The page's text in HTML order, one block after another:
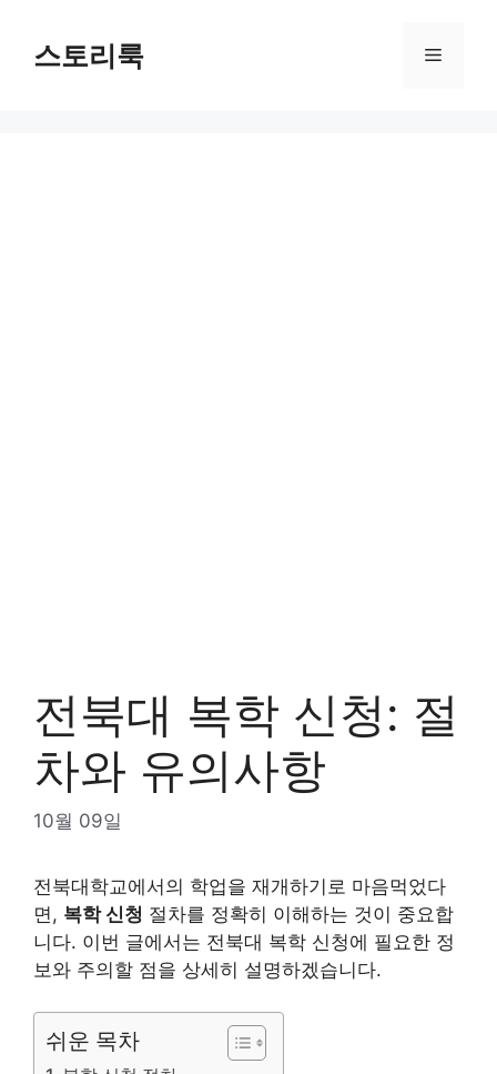
content스토리룩 Menu
전북대 복학 신청: 절
차와 유의사항
10월 09일
전북대학교에서의 학업을 재개하기로 마음먹었다
면, 복학 신청 절차를 정확히 이해하는 것이 중요합
니다. 이번 글에서는 전북대 복학 신청에 필요한 정
보와 주의할 점을 상세히 설명하겠습니다.
쉬운 목차